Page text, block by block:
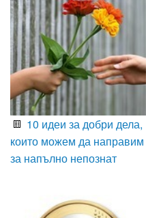
10 идеи за добри дела,
които можем да направим
за напълно непознат